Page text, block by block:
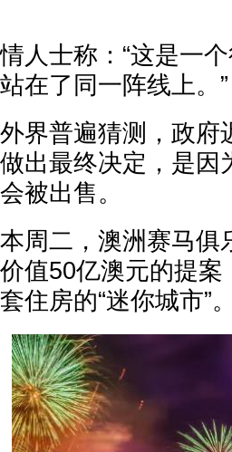
情人士称：“这是一
站在了同一阵线上。”
外界普遍猜测，政府
做出最终决定，是因
会被出售。
本周二，澳洲赛马俱
价值50亿澳元的提
套住房的“迷你城市”。